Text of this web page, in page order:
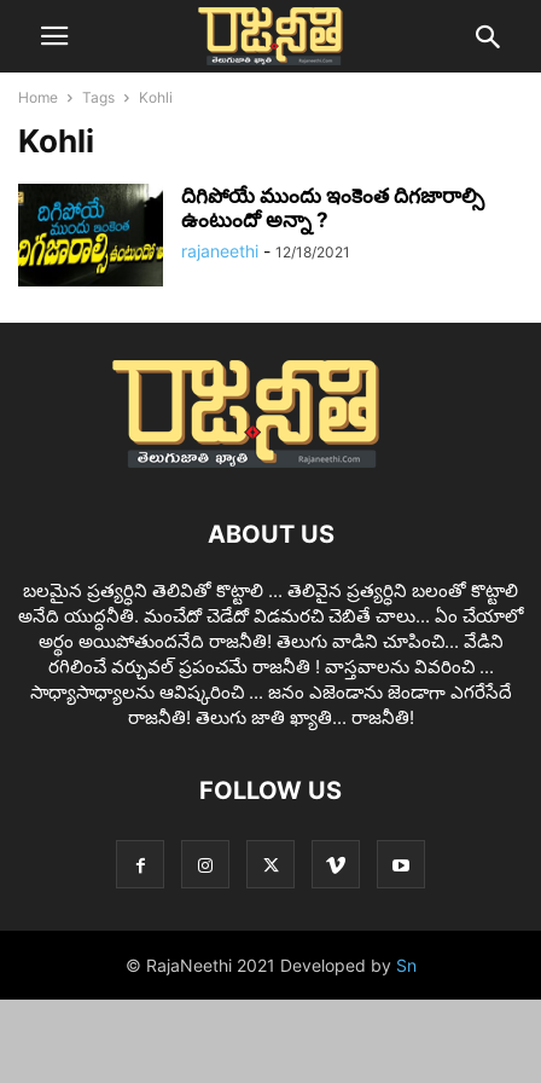
Home Tags Kohli
Kohli
దిగిపోయే ముందు ఇంకెంత దిగజారాల్సి
ఉంటుందో అన్నా ?
rajaneethi - 12/18/2021
ABOUT US
బలమైన ప్రత్యర్ధిని తెలివితో కొట్టాలి ... తెలివైన ప్రత్యర్ధిని బలంతో కొట్టాలి
అనేది యుద్ధనీతి. మంచేదో చెడేదో విడమరచి చెబితే చాలు... ఏం చేయాలో
అర్థం అయిపోతుందనేది రాజనీతి! తెలుగు వాడిని చూపించి... వేడిని
రగిలించే వర్చువల్ ప్రపంచమే రాజనీతి ! వాస్తవాలను వివరించి ...
సాధ్యాసాధ్యాలను ఆవిష్కరించి ... జనం ఎజెండాను జెండాగా ఎగరేసేదే
రాజనీతి! తెలుగు జాతి ఖ్యాతి... రాజనీతి!
FOLLOW US
© RajaNeethi 2021 Developed by Sn